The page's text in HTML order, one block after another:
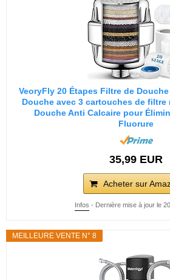
VeoryFly 20 Étapes Filtre de
Douche avec 3 cartouches de filtre
Douche Anti Calcaire pour
Fluorure
35,99 EUR
Acheter sur
Infos - Dernière mise à jour le
MEILLEURE VENTE N° 8